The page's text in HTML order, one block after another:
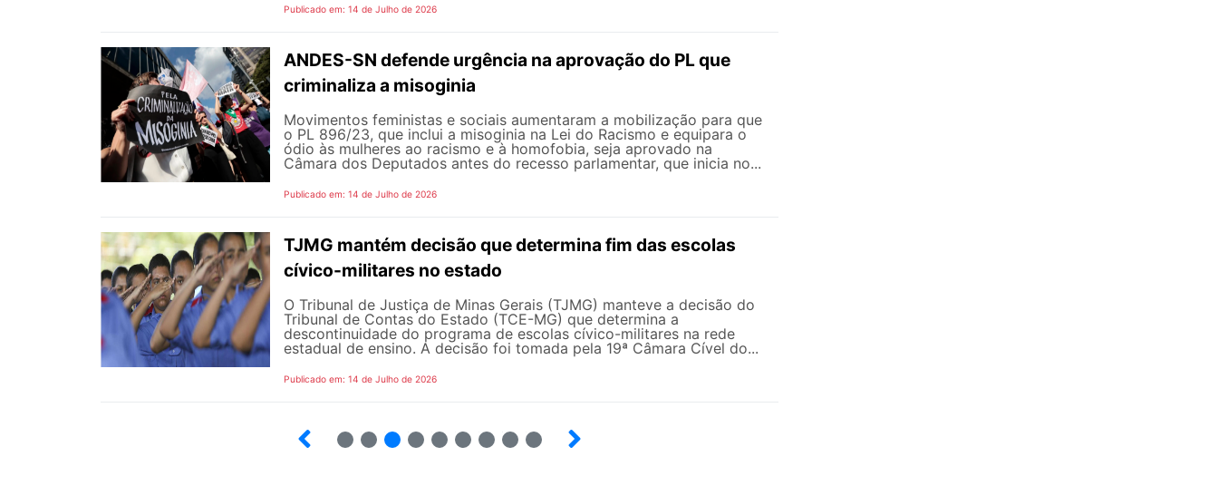
Publicado em: 14 de Julho de 2026
ANDES-SN defende urgência na aprovação do PL que
criminaliza a misoginia
Movimentos feministas e sociais aumentaram a mobilização para que
o PL 896/23, que inclui a misoginia na Lei do Racismo e equipara o
ódio às mulheres ao racismo e à homofobia, seja aprovado na
Câmara dos Deputados antes do recesso parlamentar, que inicia no...
Publicado em: 14 de Julho de 2026
TJMG mantém decisão que determina fim das escolas
cívico-militares no estado
O Tribunal de Justiça de Minas Gerais (TJMG) manteve a decisão do
Tribunal de Contas do Estado (TCE-MG) que determina a
descontinuidade do programa de escolas cívico-militares na rede
estadual de ensino. A decisão foi tomada pela 19ª Câmara Cível do...
Publicado em: 14 de Julho de 2026